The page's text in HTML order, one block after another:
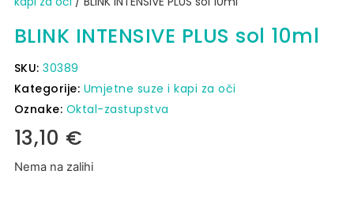
BLINK INTENSIVE PLUS sol 10ml
SKU:30389
Kategorije: Umjetne suze i kapi za oči
Oznake: Oktal-zastupstva
13,10 €
Nema na zalihi